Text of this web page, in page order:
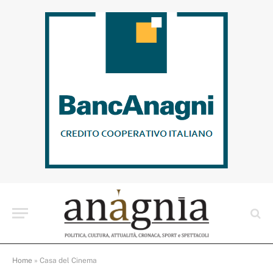
Home » Casa del Cinema